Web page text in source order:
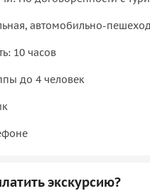
автомобильно-
10 часов
до 4 человек
экскурсию?